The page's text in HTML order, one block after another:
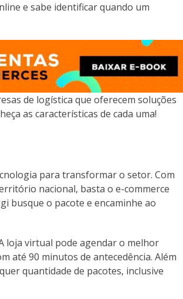
e sabe identificar quando um
de logística que oferecem soluções
as características de cada uma!
para transformar o setor. Com
nacional, basta o e-commerce
busque o pacote e encaminhe ao
loja virtual pode agendar o melhor
até 90 minutos de antecedência. Além
quantidade de pacotes, inclusive